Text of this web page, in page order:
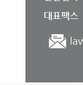
대표팩스